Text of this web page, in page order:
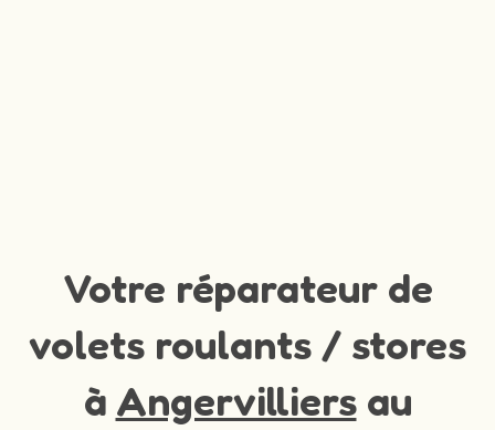
Votre réparateur de
volets roulants / stores
à Angervilliersau